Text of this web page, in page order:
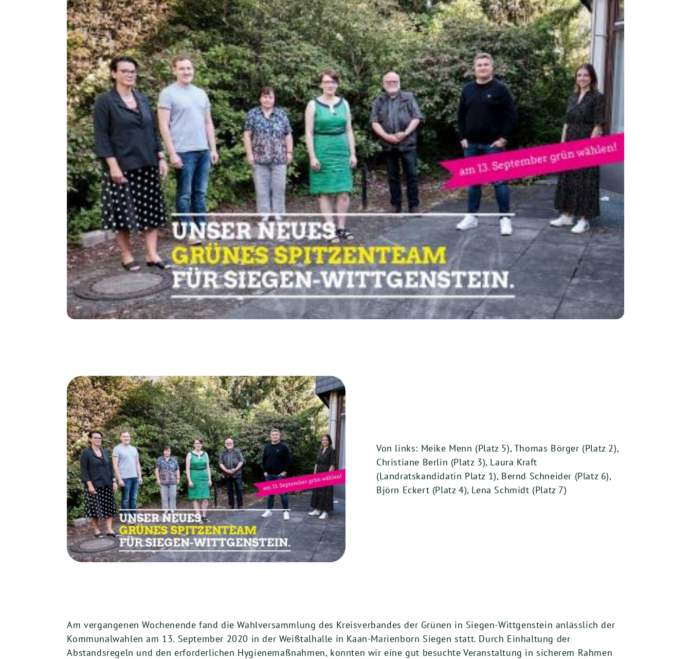
Von links: Meike Menn (Platz 5), Thomas Börger (Platz 2),
Christiane Berlin (Platz 3), Laura Kraft
(Landratskandidatin Platz 1), Bernd Schneider (Platz 6),
Björn Eckert (Platz 4), Lena Schmidt (Platz 7)
Am vergangenen Wochenende fand die Wahlversammlung des Kreisverbandes der Grünen in Siegen-Wittgenstein anlässlich der
Kommunalwahlen am 13. September 2020 in der Weißtalhalle in Kaan-Marienborn Siegen statt. Durch Einhaltung der
Abstandsregeln und den erforderlichen Hygienemaßnahmen, konnten wir eine gut besuchte Veranstaltung in sicherem Rahmen